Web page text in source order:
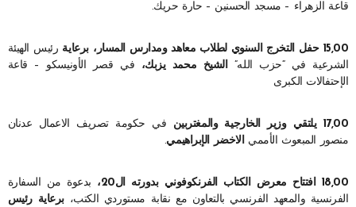
قاعة الزهراء – مسجد الحسنين – حارة حريك.
15,00 حفل التخرج السنوي لطلاب معاهد ومدارس المسار، برعاية
رئيس الهيئة
الشرعية في “حزب الله”الشيخ محمد يزبك، في قصر الأونيسكو – قاعة
الإحتفالات الكبرى
17,00 يلتقي وزير الخارجية والمغتربين
في حكومة تصريف الاعمال عدنان
منصور المبعوث الأمميالاخضر الإبراهيمي.
18,00 افتتاح معرض الكتاب الفرنكوفوني بدورته ال20،
بدعوة من السفارة
الفرنسية والمعهد الفرنسي بالتعاون مع نقابة مستوردي الكتب، برعاية رئيس